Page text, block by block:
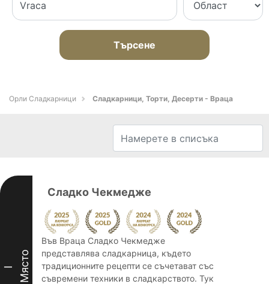
Търсене
Орли Сладкарници Сладкарници, Торти, Десерти - Враца
I Място
Сладко Чекмедже
Във Враца Сладко Чекмедже
представлява сладкарница, където
традиционните рецепти се съчетават със
съвремени техники в сладкарството. Тук